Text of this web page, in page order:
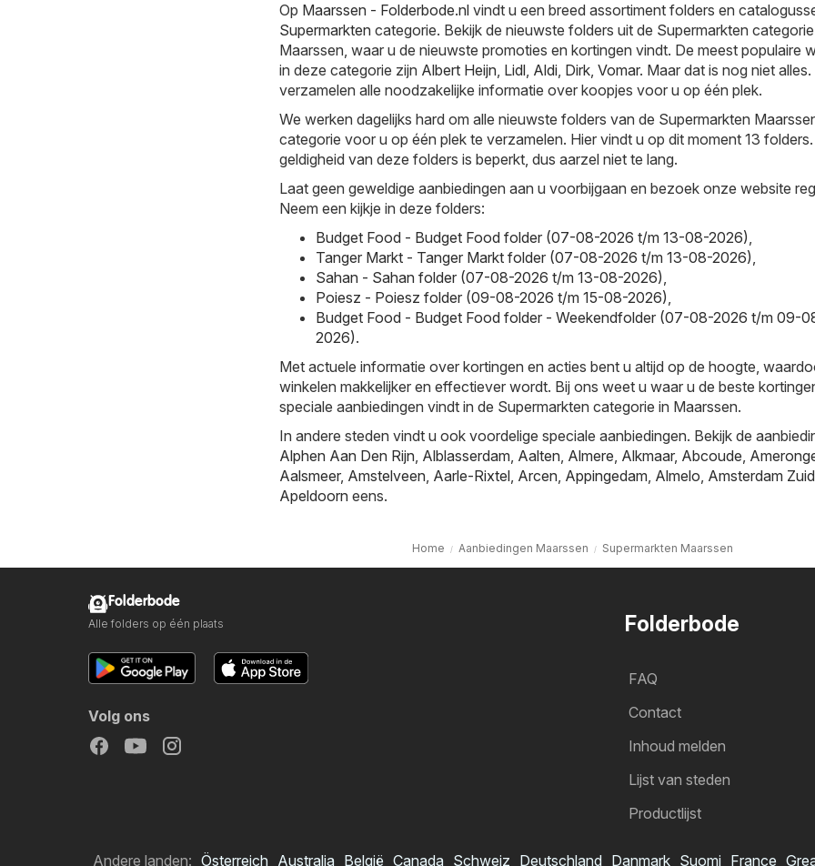
Op Maarssen - Folderbode.nl vindt u een breed assortiment folders en
Supermarkten categorie. Bekijk de nieuwste folders uit de Supermarkten
Maarssen, waar u de nieuwste promoties en kortingen vindt. De meest populaire
in deze categorie zijn Albert Heijn, Lidl, Aldi, Dirk, Vomar. Maar dat is nog niet alles.
verzamelen alle noodzakelijke informatie over koopjes voor u op één plek.
We werken dagelijks hard om alle nieuwste folders van de Supermarkten
categorie voor u op één plek te verzamelen. Hier vindt u op dit moment 13
geldigheid van deze folders is beperkt, dus aarzel niet te lang.
Laat geen geweldige aanbiedingen aan u voorbijgaan en bezoek onze website
Neem een kijkje in deze folders:
Budget Food - Budget Food folder (07-08-2026 t/m 13-08-2026),
Tanger Markt - Tanger Markt folder (07-08-2026 t/m 13-08-2026),
Sahan - Sahan folder (07-08-2026 t/m 13-08-2026),
Poiesz - Poiesz folder (09-08-2026 t/m 15-08-2026),
Budget Food - Budget Food folder - Weekendfolder (07-08-2026 t/m 09-
2026).
Met actuele informatie over kortingen en acties bent u altijd op de hoogte,
winkelen makkelijker en effectiever wordt. Bij ons weet u waar u de beste
speciale aanbiedingen vindt in de Supermarkten categorie in Maarssen.
In andere steden vindt u ook voordelige speciale aanbiedingen. Bekijk de
Alphen Aan Den Rijn, Alblasserdam, Aalten, Almere, Alkmaar, Abcoude,
Aalsmeer, Amstelveen, Aarle-Rixtel, Arcen, Appingedam, Almelo, Amsterdam
Apeldoorn eens.
Home Aanbiedingen Maarssen Supermarkten Maarssen
Folderbode
FAQ
Contact
Inhoud melden
Lijst van steden
Productlijst
Folderbode
Alle folders op één plaats
Volg ons
Andere landen: Österreich Australia België Canada Schweiz Deutschland Danmark Suomi France